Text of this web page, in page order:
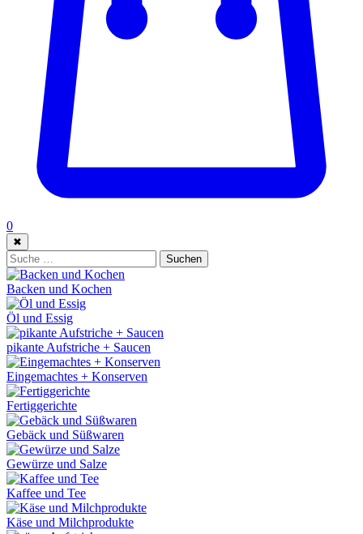
0
✖
Suche: Suchen
Backen und Kochen
Öl und Essig
pikante Aufstriche + Saucen
Eingemachtes + Konserven
Fertiggerichte
Gebäck und Süßwaren
Gewürze und Salze
Kaffee und Tee
Käse und Milchprodukte